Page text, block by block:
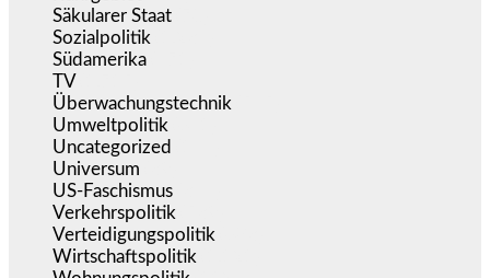
Säkularer Staat
Sozialpolitik
Südamerika
TV
Überwachungstechnik
Umweltpolitik
Uncategorized
Universum
US-Faschismus
Verkehrspolitik
Verteidigungspolitik
Wirtschaftspolitik